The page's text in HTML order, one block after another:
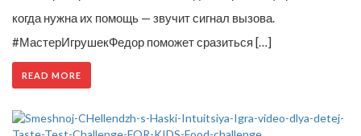
когда нужна их помощь — звучит сигнал вызова.
#МастерИгрушекФедор поможет сразиться […]
READ MORE